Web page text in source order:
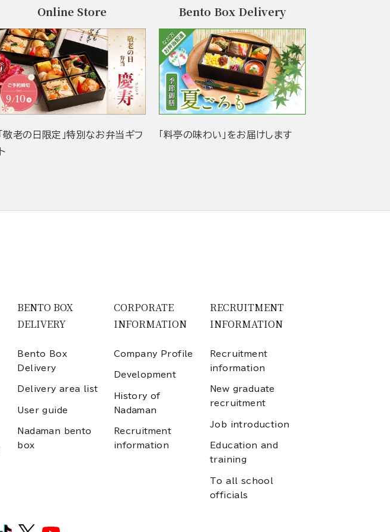
Online Store
「敬老の日限定」特別なお弁当ギフ
ト
Bento Box Delivery
「料亭の味わい」をお届けします
BENTO BOX
DELIVERY
Bento Box
Delivery
Delivery area list
User guide
Nadaman bento
box
CORPORATE
INFORMATION
Company Profile
Development
History of
Nadaman
Recruitment
information
RECRUITMENT
INFORMATION
Recruitment
information
New graduate
recruitment
Job introduction
Education and
training
To all school
officials